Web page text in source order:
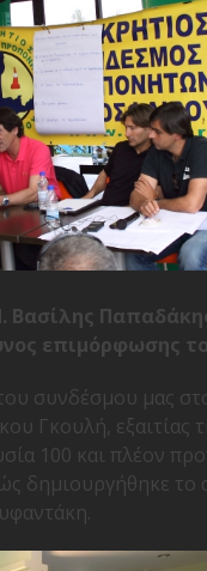
επιμόρφωσης
συνδέσμου μας
Γκουλή, εξαιτίας
100 και πλέον
δημιουργήθηκε